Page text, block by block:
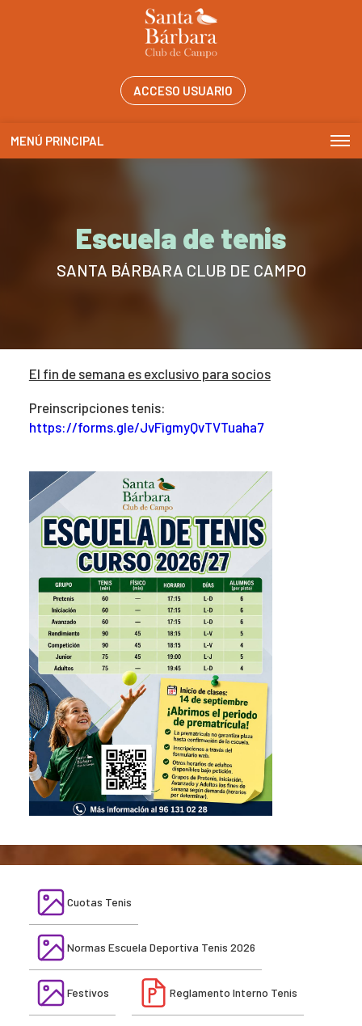
ACCESO USUARIO
MENÚ PRINCIPAL
Escuela de tenis
SANTA BÁRBARA CLUB DE CAMPO
El fin de semana es exclusivo para socios
Preinscripciones tenis:
https://forms.gle/JvFigmyQvTVTuaha7
Cuotas Tenis
Normas Escuela Deportiva Tenis 2026
Festivos Reglamento Interno Tenis